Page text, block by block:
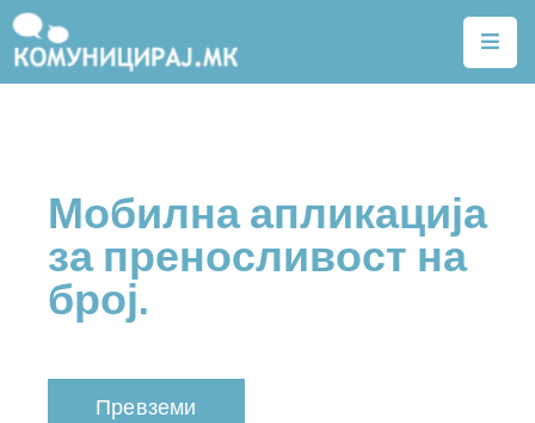
Квалитет
услуги
Алатки
Мобилна апликација
за преносливост на
број.
Превземи